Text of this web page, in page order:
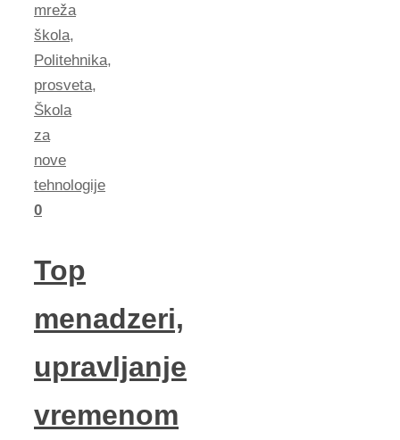
mreža
škola,
Politehnika,
prosveta,
Škola
za
nove
tehnologije
0
Top
menadzeri,
upravljanje
vremenom